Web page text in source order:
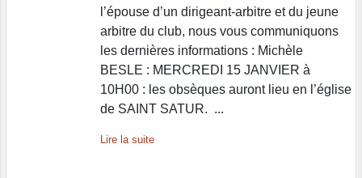
l’épouse d’un dirigeant-arbitre et du jeune
arbitre du club, nous vous communiquons
les dernières informations : Michèle
BESLE : MERCREDI 15 JANVIER à
10H00 : les obsèques auront lieu en l’église
de SAINT SATUR. ...
Lire la suite